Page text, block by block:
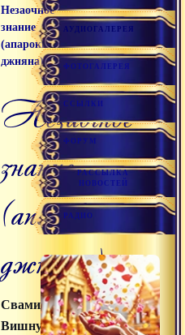
Незаочное
знание
(апарокша-
джняна)
Незаочное
знание
(апарокша-
джняна)
Свами
Вишнудевананда
АУДИОГАЛЕРЕЯ
ФОТОГАЛЕРЕЯ
ССЫЛКИ
ФОРУМ
РАССЫЛКА
НОВОСТЕЙ
РАДИО